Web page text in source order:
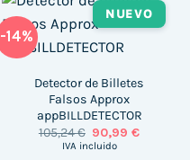
-14%
NUEVO
Detector de Billetes
Falsos Approx
appBILLDETECTOR
105,24€ El
precio
90,99€El
IVA incluido